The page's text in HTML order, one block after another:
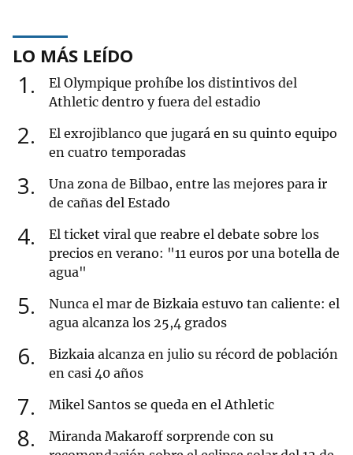
LO MÁS LEÍDO
1
El Olympique prohíbe los distintivos del
Athletic dentro y fuera del estadio
2
El exrojiblanco que jugará en su quinto equipo
en cuatro temporadas
3
Una zona de Bilbao, entre las mejores para ir
de cañas del Estado
4
El ticket viral que reabre el debate sobre los
precios en verano: "11 euros por una botella de
agua"
5
Nunca el mar de Bizkaia estuvo tan caliente: el
agua alcanza los 25,4 grados
6
Bizkaia alcanza en julio su récord de población
en casi 40 años
7 Mikel Santos se queda en el Athletic
8
Miranda Makaroff sorprende con su